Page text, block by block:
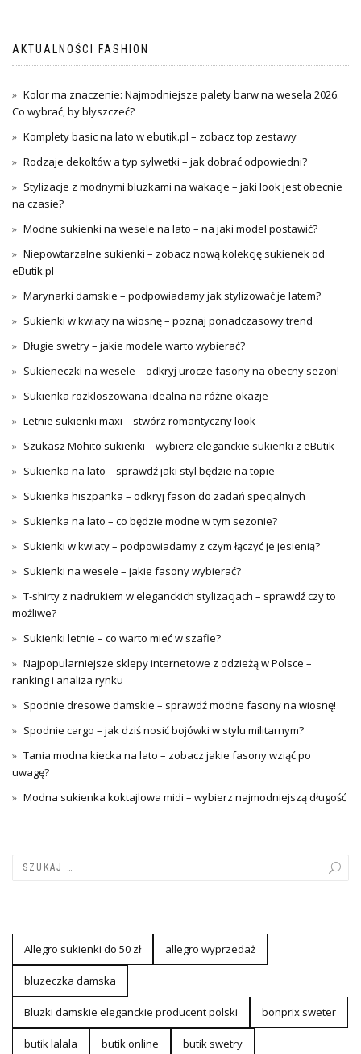
AKTUALNOŚCI FASHION
Kolor ma znaczenie: Najmodniejsze palety barw na wesela 2026.
Co wybrać, by błyszczeć?
Komplety basic na lato w ebutik.pl – zobacz top zestawy
Rodzaje dekoltów a typ sylwetki – jak dobrać odpowiedni?
Stylizacje z modnymi bluzkami na wakacje – jaki look jest obecnie
na czasie?
Modne sukienki na wesele na lato – na jaki model postawić?
Niepowtarzalne sukienki – zobacz nową kolekcję sukienek od
eButik.pl
Marynarki damskie – podpowiadamy jak stylizować je latem?
Sukienki w kwiaty na wiosnę – poznaj ponadczasowy trend
Długie swetry – jakie modele warto wybierać?
Sukieneczki na wesele – odkryj urocze fasony na obecny sezon!
Sukienka rozkloszowana idealna na różne okazje
Letnie sukienki maxi – stwórz romantyczny look
Szukasz Mohito sukienki – wybierz eleganckie sukienki z eButik
Sukienka na lato – sprawdź jaki styl będzie na topie
Sukienka hiszpanka – odkryj fason do zadań specjalnych
Sukienka na lato – co będzie modne w tym sezonie?
Sukienki w kwiaty – podpowiadamy z czym łączyć je jesienią?
Sukienki na wesele – jakie fasony wybierać?
T-shirty z nadrukiem w eleganckich stylizacjach – sprawdź czy to
możliwe?
Sukienki letnie – co warto mieć w szafie?
Najpopularniejsze sklepy internetowe z odzieżą w Polsce –
ranking i analiza rynku
Spodnie dresowe damskie – sprawdź modne fasony na wiosnę!
Spodnie cargo – jak dziś nosić bojówki w stylu militarnym?
Tania modna kiecka na lato – zobacz jakie fasony wziąć po
uwagę?
Modna sukienka koktajlowa midi – wybierz najmodniejszą długość
Allegro sukienki do 50 zł allegro wyprzedaż
bluzeczka damska
Bluzki damskie eleganckie producent polski bonprix sweter
butik lalala butik online butik swetry